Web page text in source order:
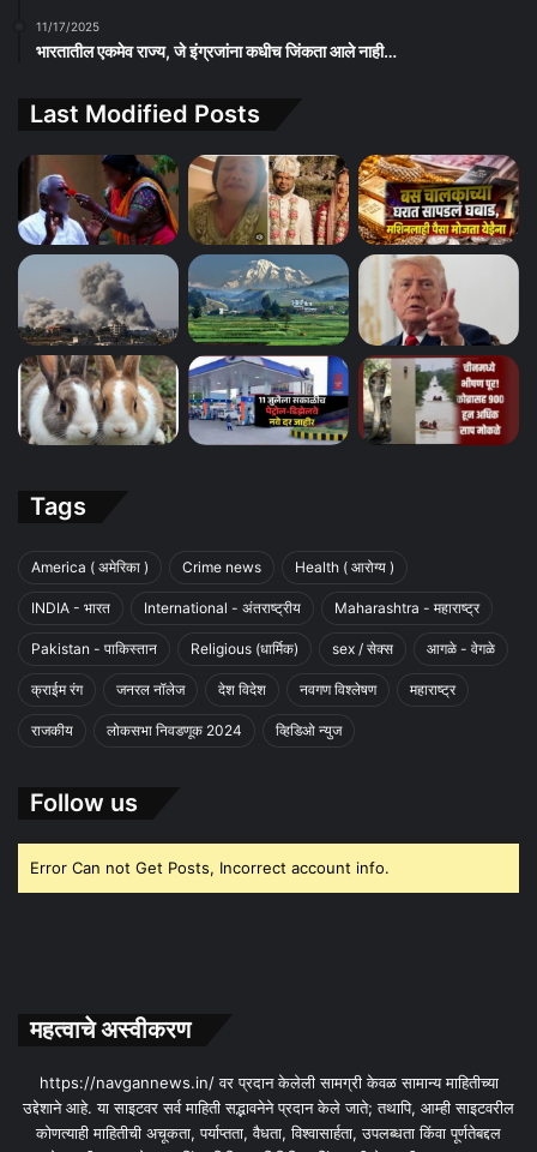
11/17/2025
भारतातील एकमेव राज्य, जे इंग्रजांना कधीच जिंकता आले नाही…
Last Modified Posts
Tags
America ( अमेरिका ) Crime news Health ( आरोग्य )
INDIA - भारत International - अंतराष्ट्रीय Maharashtra - महाराष्ट्र
Pakistan - पाकिस्तान Religious (धार्मिक) sex / सेक्स आगळे - वेगळे
क्राईम रंग जनरल नॉलेज देश विदेश नवगण विश्लेषण महाराष्ट्र
राजकीय लोकसभा निवडणूक 2024 व्हिडिओ न्युज
Follow us
Error Can not Get Posts, Incorrect account info.
महत्वाचे अस्वीकरण
https://navgannews.in/ वर प्रदान केलेली सामग्री केवळ सामान्य माहितीच्या
उद्देशाने आहे. या साइटवर सर्व माहिती सद्भावनेने प्रदान केले जाते; तथापि, आम्ही साइटवरील
कोणत्याही माहितीची अचूकता, पर्याप्तता, वैधता, विश्वासार्हता, उपलब्धता किंवा पूर्णतेबद्दल